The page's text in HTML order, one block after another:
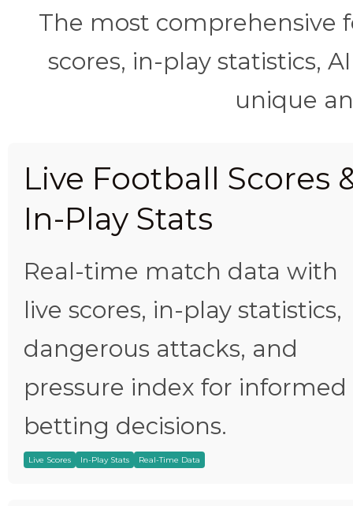
The most
scores, in-play statistics,
unique
Live Football Scores
In-Play Stats
Real-time match data with
live scores, in-play statistics,
dangerous attacks, and
pressure index for informed
betting decisions.
Live Scores In-Play Stats Real-Time Data